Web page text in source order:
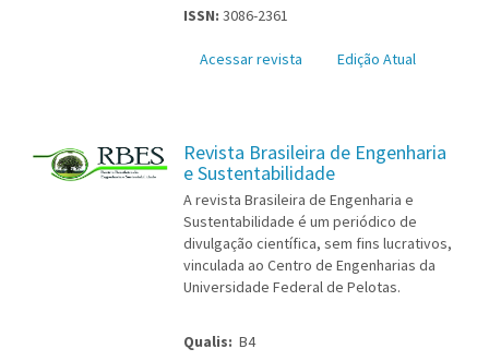
ISSN: 3086-2361
Acessar revista Edição Atual
Revista Brasileira de Engenharia
e Sustentabilidade
A revista Brasileira de Engenharia e
Sustentabilidade é um periódico de
divulgação científica, sem fins lucrativos,
vinculada ao Centro de Engenharias da
Universidade Federal de Pelotas.
Qualis: B4